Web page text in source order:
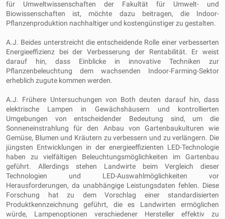
für Umweltwissenschaften der Fakultät für Umwelt- und
Biowissenschaften ist, möchte dazu beitragen, die Indoor-
Pflanzenproduktion nachhaltiger und kostengünstiger zu gestalten.
A.J. Beides unterstreicht die entscheidende Rolle einer verbesserten
Energieeffizienz bei der Verbesserung der Rentabilität. Er weist
darauf hin, dass Einblicke in innovative Techniken zur
Pflanzenbeleuchtung dem wachsenden Indoor-Farming-Sektor
erheblich zugute kommen werden.
A.J. Frühere Untersuchungen von Both deuten darauf hin, dass
elektrische Lampen in Gewächshäusern und kontrollierten
Umgebungen von entscheidender Bedeutung sind, um die
Sonneneinstrahlung für den Anbau von Gartenbaukulturen wie
Gemüse, Blumen und Kräutern zu verbessern und zu verlängern. Die
jüngsten Entwicklungen in der energieeffizienten LED-Technologie
haben zu vielfältigen Beleuchtungsmöglichkeiten im Gartenbau
geführt. Allerdings stehen Landwirte beim Vergleich dieser
Technologien und LED-Auswahlmöglichkeiten vor
Herausforderungen, da unabhängige Leistungsdaten fehlen. Diese
Forschung hat zu dem Vorschlag einer standardisierten
Produktkennzeichnung geführt, die es Landwirten ermöglichen
würde, Lampenoptionen verschiedener Hersteller effektiv zu